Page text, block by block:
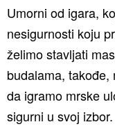
Umorni od igara,
nesigurnosti koju
želimo stavljati
budalama,
da igramo mrske
sigurni u svoj izbor.